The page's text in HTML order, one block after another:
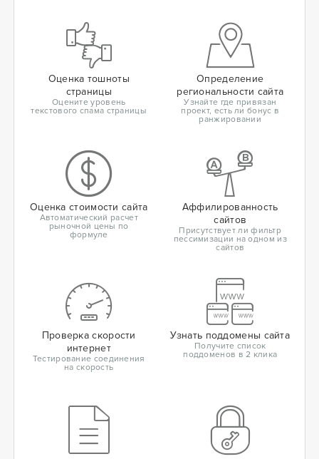
Оценка тошноты
страницы
Оцените уровень
текстового спама страницы
Определение
региональности сайта
Узнайте где привязан
проект, есть ли бонус в
ранжировании
Оценка стоимости сайта
Автоматический расчет
рыночной цены по
формуле
Аффилированность
сайтов
Присутствует ли фильтр
пессимизации на одном из
сайтов
Проверка скорости
интернет
Тестирование соединения
на скорость
Узнать поддомены сайта
Получите список
поддоменов в 2 клика